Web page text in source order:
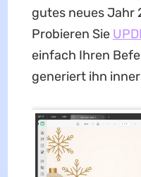
gutes neues Jahr
Probieren Sie
einfach Ihren
generiert ihn